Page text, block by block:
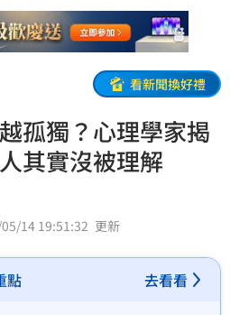
看新聞換好禮
孤獨？心理學家揭
其實沒被理解
14 19:51:32 更新
點 去看看